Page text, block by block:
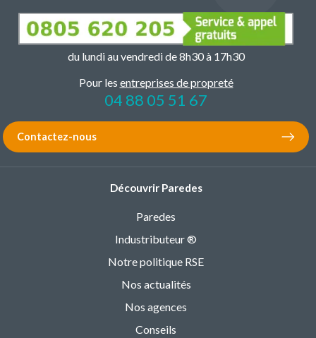
du lundi au vendredi de 8h30 à 17h30
Pour les entreprises de propreté
04 88 05 51 67
Contactez-nous
Découvrir Paredes
Paredes
Industributeur ®
Notre politique RSE
Nos actualités
Nos agences
Conseils